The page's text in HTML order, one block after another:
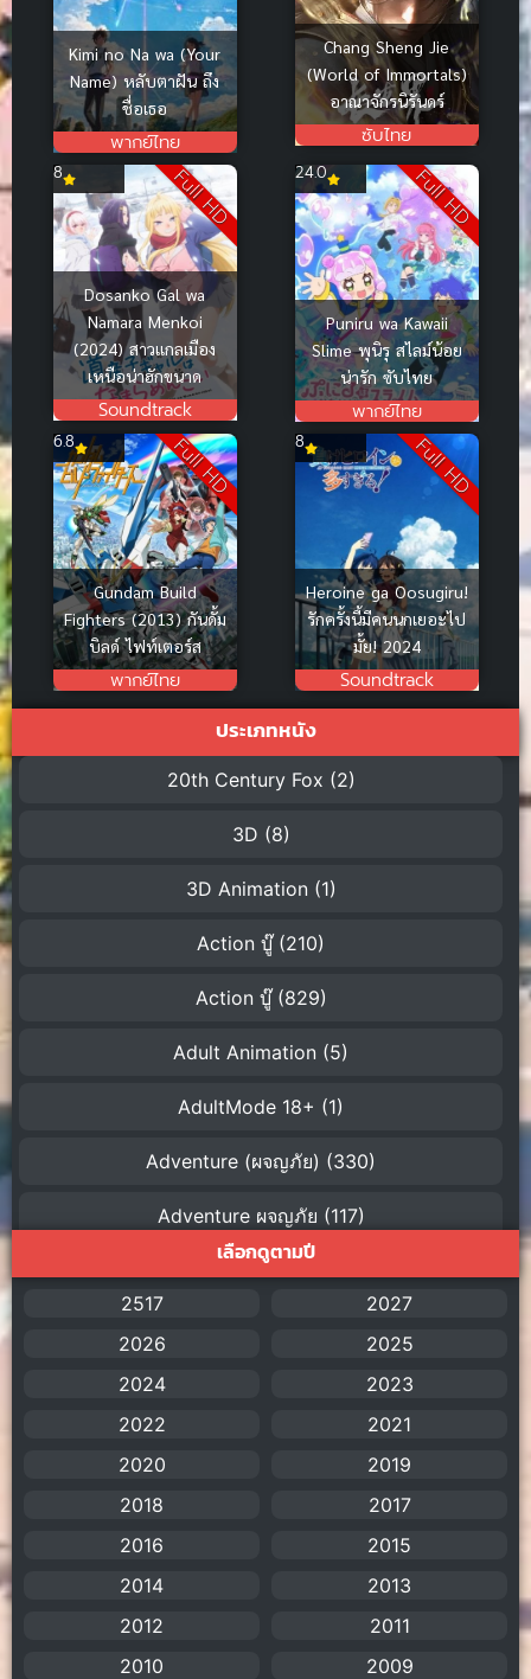
Kimi no Na wa (Your
Name) หลับตาฝัน ถึง
ชื่อเธอ
พากย์ไทย
Chang Sheng Jie
(World of Immortals)
อาณาจักรนิรันดร์
ซับไทย
Full HD
Dosanko Gal wa
Namara Menkoi
(2024) สาวแกลเมือง
เหนือน่าฮักขนาด
Soundtrack
8 Full HD
Puniru wa Kawaii
Slime พุนิรุ สไลม์น้อย
น่ารัก ซับไทย
พากย์ไทย
24.0
Full HD
Gundam Build
Fighters (2013) กันดั้ม
บิลด์ ไฟท์เตอร์ส
พากย์ไทย
6.8 Full HD
Heroine ga Oosugiru!
รักครั้งนี้มีคนนกเยอะไป
มั้ย! 2024
Soundtrack
8
ประเภทหนัง
20th Century Fox (2)
3D (8)
3D Animation (1)
Action บู๊(210)
Action บู๊(829)
Adult Animation (5)
AdultMode 18+ (1)
Adventure (ผจญภัย) (330)
Adventure ผจญภัย (117)
(1)
Animation การ์ตูน
เลือกดูตามปี
2517
2027
2026
2025
2024
2023
2022
2021
2020
2019
2018
2017
2016
2015
2014
2013
2012
2011
2010
2009